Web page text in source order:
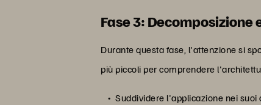
Fase 3:
Durante questa fase, l'attenzione si
più piccoli per comprendere
Suddividere l'applicazione nei